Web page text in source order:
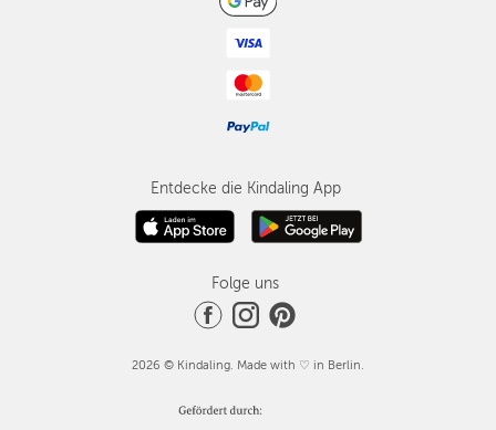
Entdecke die Kindaling App
Folge uns
2026 © Kindaling. Made with ♡ in Berlin.